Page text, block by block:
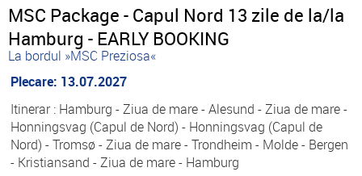
MSC Package - Capul Nord 13 zile de la/la
Hamburg - EARLY BOOKING
La bordul »MSC Preziosa«
Plecare: 13.07.2027
Itinerar : Hamburg - Ziua de mare - Alesund - Ziua de mare -
Honningsvag (Capul de Nord) - Honningsvag (Capul de
Nord) - Tromsø - Ziua de mare - Trondheim - Molde - Bergen
- Kristiansand - Ziua de mare - Hamburg